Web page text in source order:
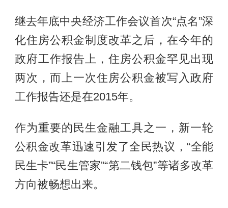
继去年底中央经济工作会议首次“点名”深
化住房公积金制度改革之后，在今年的
政府工作报告上，住房公积金罕见出现
两次，而上一次住房公积金被写入政府
工作报告还是在2015年。
作为重要的民生金融工具之一，新一轮
公积金改革迅速引发了全民热议，“全能
民生卡”“民生管家”“第二钱包”等诸多改革
方向被畅想出来。